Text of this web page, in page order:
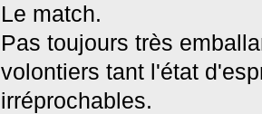
Le match.
Pas toujours très
volontiers tant l'état
irréprochables.